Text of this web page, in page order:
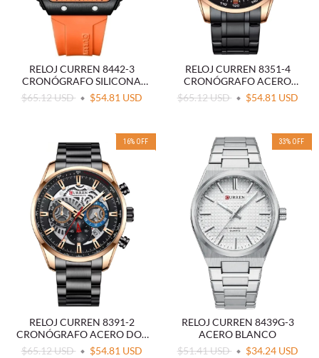
RELOJ CURREN 8442-3
CRONÓGRAFO SILICONA
NARANJA
$65.12 USD $54.81 USD
RELOJ CURREN 8351-4
CRONÓGRAFO ACERO
NEGRO
$65.12 USD $54.81 USD
16% OFF
RELOJ CURREN 8391-2
CRONÓGRAFO ACERO DOS
TONOS
$65.12 USD $54.81 USD
33% OFF
RELOJ CURREN 8439G-3
ACERO BLANCO
$51.41 USD
$34.24 USD